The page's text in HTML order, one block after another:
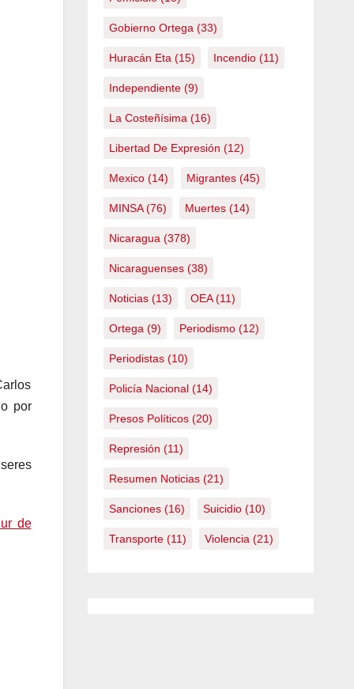
por
de
Gobierno Ortega (33)
Huracán Eta (15) Incendio(11)
Independiente(9)
La Costeñísima (16)
Libertad De Expresión (12)
Mexico(14) Migrantes(45)
MINSA(76) Muertes(14)
Nicaragua (378)
Nicaraguenses(38)
Noticias(13) OEA(11)
Ortega (9) Periodismo(12)
Periodistas(10)
Policía Nacional(14)
Presos Políticos(20)
Represión (11)
Resumen Noticias(21)
Sanciones(16) Suicidio(10)
Transporte(11) Violencia (21)